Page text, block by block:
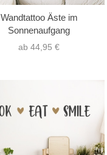
Wandtattoo Äste im
Sonnenaufgang
ab 44,95 €